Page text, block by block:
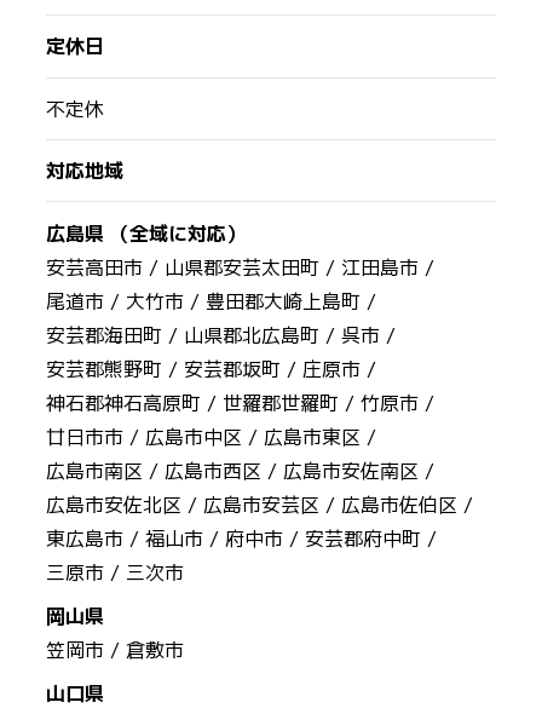
定休日
不定休
対応地域
広島県 （全域に対応）
安芸高田市 / 山県郡安芸太田町 / 江田島市 /
尾道市 / 大竹市 / 豊田郡大崎上島町 /
安芸郡海田町 / 山県郡北広島町 /呉市 /
安芸郡熊野町 / 安芸郡坂町 /庄原市 /
神石郡神石高原町 / 世羅郡世羅町 /竹原市 /
廿日市市 / 広島市中区 / 広島市東区 /
広島市南区 / 広島市西区 / 広島市安佐南区 /
広島市安佐北区 / 広島市安芸区 / 広島市佐伯区 /
東広島市 /福山市 /府中市 / 安芸郡府中町 /
三原市 / 三次市
岡山県
笠岡市 /倉敷市
山口県